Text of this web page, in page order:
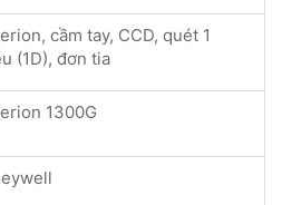
cầm tay, CCD, quét 1
(1D), đơn tia
1300G